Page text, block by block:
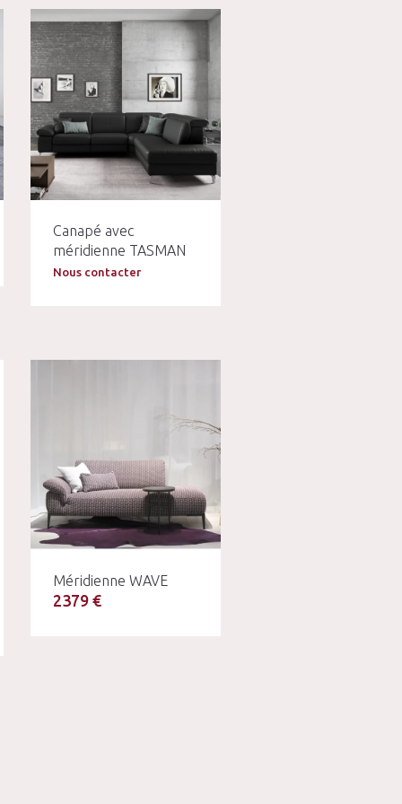
Canapé avec
méridienne TASMAN
Nous contacter
Méridienne WAVE
2379 €